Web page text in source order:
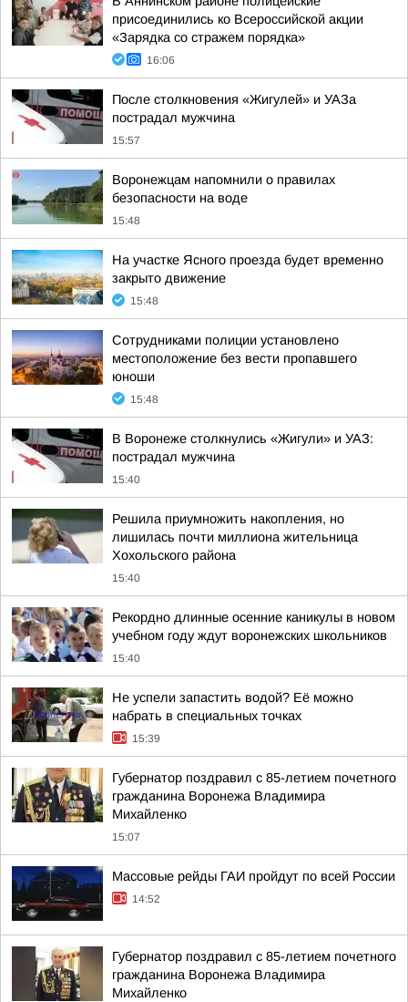
присоединились ко Всероссийской акции
«Зарядка со стражем порядка»
16:06
После столкновения «Жигулей» и УАЗа
пострадал мужчина
15:57
Воронежцам напомнили о правилах
безопасности на воде
15:48
На участке Ясного проезда будет временно
закрыто движение
15:48
Сотрудниками полиции установлено
местоположение без вести пропавшего
юноши
15:48
В Воронеже столкнулись «Жигули» и УАЗ:
пострадал мужчина
15:40
Решила приумножить накопления, но
лишилась почти миллиона жительница
Хохольского района
15:40
Рекордно длинные осенние каникулы в новом
учебном году ждут воронежских школьников
15:40
Не успели запастить водой? Её можно
набрать в специальных точках
15:39
Губернатор поздравил с 85-летием почетного
гражданина Воронежа Владимира
Михайленко
15:07
Массовые рейды ГАИ пройдут по всей России
14:52
Губернатор поздравил с 85-летием почетного
гражданина Воронежа Владимира
Михайленко